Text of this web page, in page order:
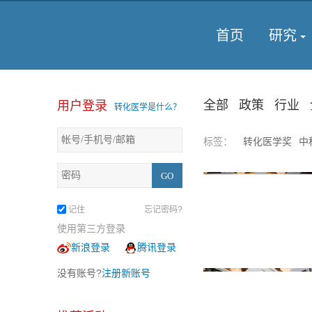
首页 研究
用户登录 转化医学是什么？
记住 忘记密码?
使用第三方登录
新浪登录
腾讯登录
没有账号?注册新账号
全部 政策 行业
标签： 转化医学奖 中